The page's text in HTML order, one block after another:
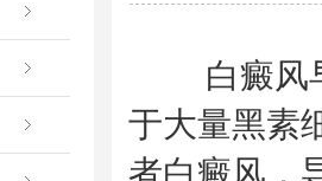
白癜风早
于大量黑素
者白癜风，